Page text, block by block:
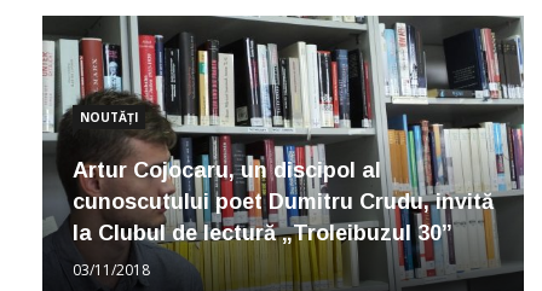
NOUTĂȚI
Artur Cojocaru, un discipol al
cunoscutului poet Dumitru Crudu, invită
la Clubul de lectură „Troleibuzul 30”
03/11/2018